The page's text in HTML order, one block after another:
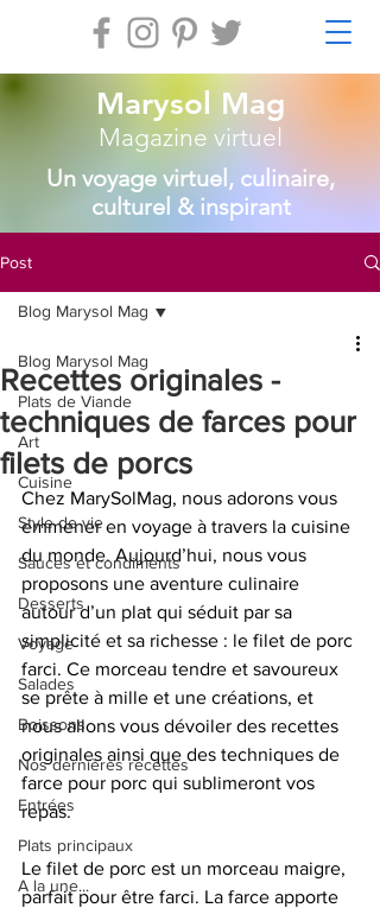
Marysol Mag
Magazine virtuel
Un voyage virtuel, culinaire,
culturel & inspirant
Post
Blog Marysol Mag
Plats de Viande
Art
Cuisine
Style de vie
Sauces et condiments
Desserts
Voyage
Salades
Boissons
Nos dernières recettes
Entrées
Plats principaux
A la une...
Blog Marysol Mag
Recettes originales -
techniques de farces pour
filets de porcs
Chez MarySolMag, nous adorons vous
emmener en voyage à travers la cuisine
du monde. Aujourd’hui, nous vous
proposons une aventure culinaire
autour d’un plat qui séduit par sa
simplicité et sa richesse : le filet de porc
farci. Ce morceau tendre et savoureux
se prête à mille et une créations, et
nous allons vous dévoiler des recettes
originales ainsi que des techniques de
farce pour porc qui sublimeront vos
repas.
Le filet de porc est un morceau maigre,
parfait pour être farci. La farce apporte